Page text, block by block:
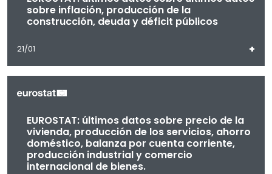
sobre inflación, producción de la
construcción, deuda y déficit públicos
21/01 +
EUROSTAT: últimos datos sobre precio de la
vivienda, producción de los servicios, ahorro
doméstico, balanza por cuenta corriente,
producción industrial y comercio
internacional de bienes.